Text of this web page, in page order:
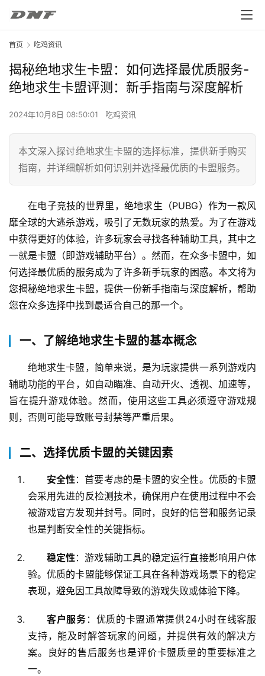
首页 吃鸡资讯
揭秘绝地求生卡盟：如何选择最优质服务-
绝地求生卡盟评测：新手指南与深度解析
2024年10月8日 08:50:01 吃鸡资讯
本文深入探讨绝地求生卡盟的选择标准，提供新手购买
指南，并详细解析如何识别并选择最优质的卡盟服务。
在电子竞技的世界里，绝地求生（PUBG）作为一款风
靡全球的大逃杀游戏，吸引了无数玩家的热爱。为了在游戏
中获得更好的体验，许多玩家会寻找各种辅助工具，其中之
一就是卡盟（即游戏辅助平台）。然而，在众多卡盟中，如
何选择最优质的服务成为了许多新手玩家的困惑。本文将为
您揭秘绝地求生卡盟，提供一份新手指南与深度解析，帮助
您在众多选择中找到最适合自己的那一个。
一、了解绝地求生卡盟的基本概念
绝地求生卡盟，简单来说，是为玩家提供一系列游戏内
辅助功能的平台，如自动瞄准、自动开火、透视、加速等，
旨在提升游戏体验。然而，使用这些工具必须遵守游戏规
则，否则可能导致账号封禁等严重后果。
二、选择优质卡盟的关键因素
安全性：首要考虑的是卡盟的安全性。优质的卡盟
会采用先进的反检测技术，确保用户在使用过程中不会
被游戏官方发现并封号。同时，良好的信誉和服务记录
也是判断安全性的关键指标。
稳定性：游戏辅助工具的稳定运行直接影响用户体
验。优质的卡盟能够保证工具在各种游戏场景下的稳定
表现，避免因工具故障导致的游戏失败或体验下降。
客户服务 ：优质的卡盟通常提供24小时在线客服
支持，能及时解答玩家的问题，并提供有效的解决方
案。良好的售后服务也是评价卡盟质量的重要标准之
一。